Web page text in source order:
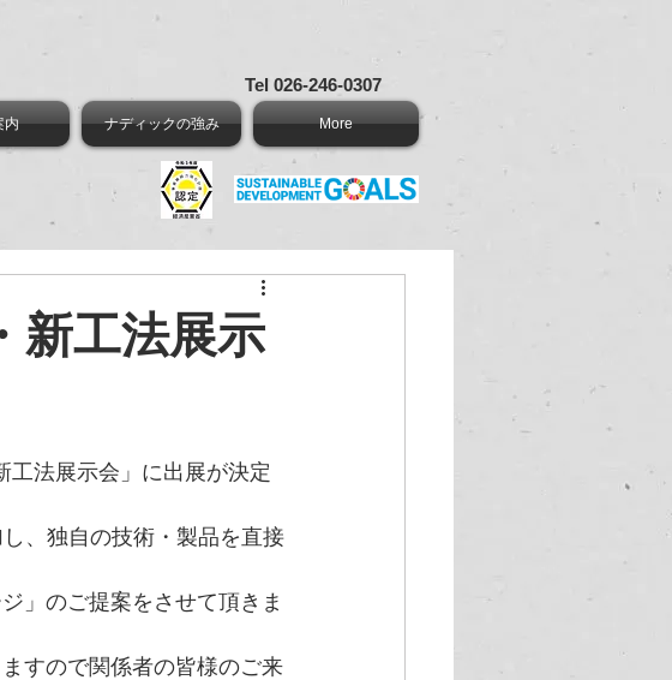
Tel 026-246-0307
内 ナディックの強み More
新工法展示
工法展示会」に出展が決定
、独自の技術・製品を直接
」のご提案をさせて頂きま
すので関係者の皆様のご来